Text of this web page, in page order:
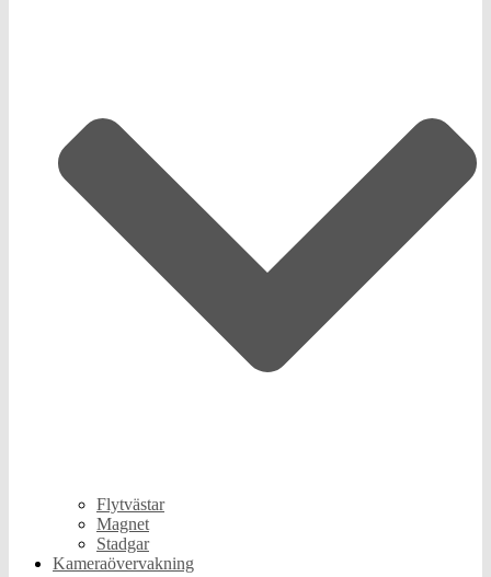
Flytvästar
Magnet
Stadgar
Kameraövervakning